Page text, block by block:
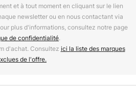
et à tout moment en cliquant sur le lien
newsletter ou en nous contactant via
plus d'informations, consultez notre page
de confidentialité.
d'achat. Consultez ici la liste des marques
de l'offre.